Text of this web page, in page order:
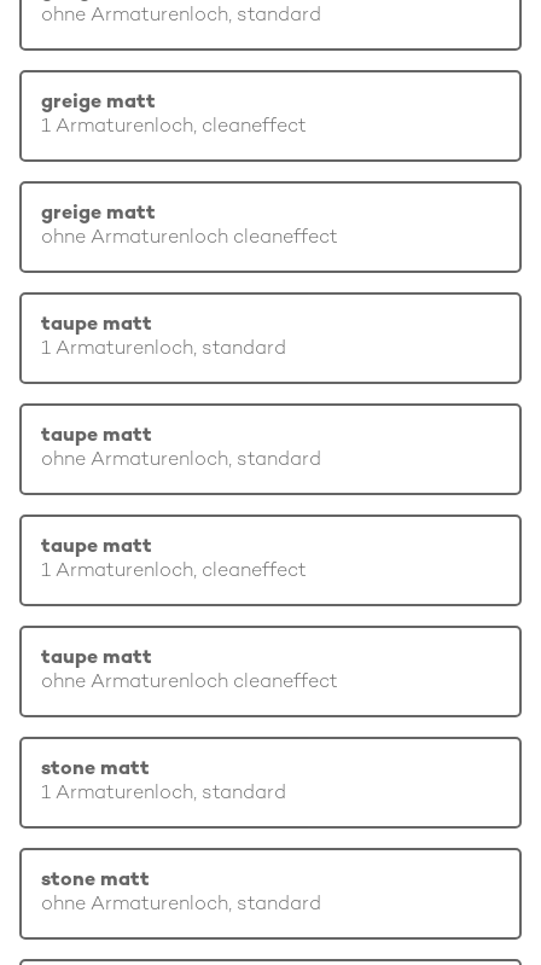
ohne Armaturenloch, standard
greige matt
1 Armaturenloch, cleaneffect
greige matt
ohne Armaturenloch cleaneffect
taupe matt
1 Armaturenloch, standard
taupe matt
ohne Armaturenloch, standard
taupe matt
1 Armaturenloch, cleaneffect
taupe matt
ohne Armaturenloch cleaneffect
stone matt
1 Armaturenloch, standard
stone matt
ohne Armaturenloch, standard